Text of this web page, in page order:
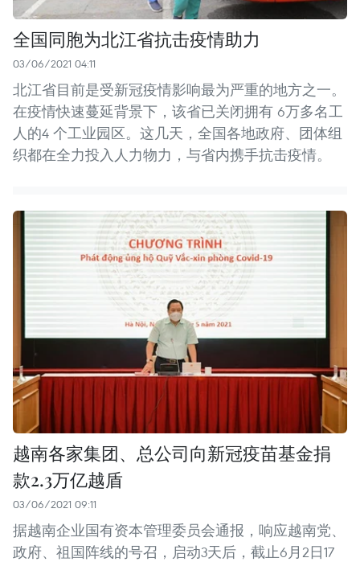
全国同胞为北江省抗击疫情助力
03/06/2021 04:11
北江省目前是受新冠疫情影响最为严重的地方之一。
在疫情快速蔓延背景下，该省已关闭拥有 6万多名工
人的4 个工业园区。这几天，全国各地政府、团体组
织都在全力投入人力物力，与省内携手抗击疫情。
越南各家集团、总公司向新冠疫苗基金捐
款2.3万亿越盾
03/06/2021 09:11
据越南企业国有资本管理委员会通报，响应越南党、
政府、祖国阵线的号召，启动3天后，截止6月2日17